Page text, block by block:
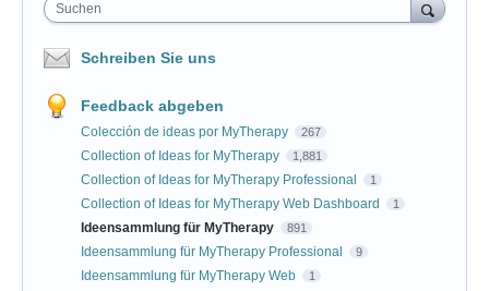
Suchen
Schreiben Sie uns
Feedback abgeben
Colección de ideas por MyTherapy 267
Collection of Ideas for MyTherapy 1,881
Collection of Ideas for MyTherapy Professional 1
Collection of Ideas for MyTherapy Web Dashboard 1
Ideensammlung für MyTherapy 891
Ideensammlung für MyTherapy Professional 9
Ideensammlung für MyTherapy Web 1